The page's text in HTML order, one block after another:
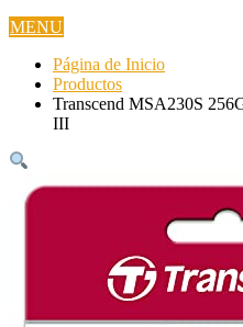
MENU
Página de Inicio
Productos
Transcend MSA230S
III